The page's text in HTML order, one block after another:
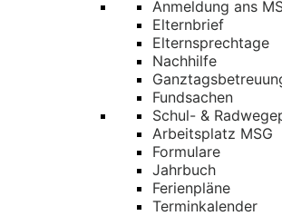
Anmeldung ans
Elternbrief
Elternsprechtage
Nachhilfe
Fundsachen
Schul- &
Arbeitsplatz MSG
Formulare
Jahrbuch
Ferienpläne
Terminkalender